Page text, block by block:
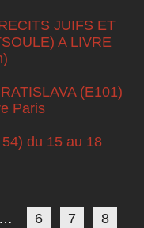
JUIFS ET
A LIVRE
(E101)
Paris
du 15 au 18
… 6 7 8